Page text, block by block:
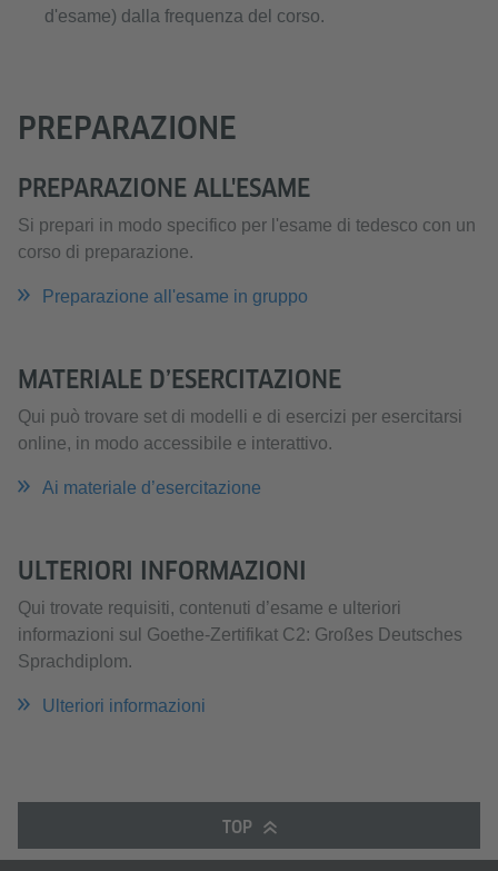
d'esame) dalla frequenza del corso.
PREPARAZIONE
PREPARAZIONE ALL'ESAME
Si prepari in modo specifico per l'esame di tedesco con un
corso di preparazione.
Preparazione all'esame in gruppo
MATERIALE D’ESERCITAZIONE
Qui può trovare set di modelli e di esercizi per esercitarsi
online, in modo accessibile e interattivo.
Ai materiale d’esercitazione
ULTERIORI INFORMAZIONI
Qui trovate requisiti, contenuti d’esame e ulteriori
informazioni sul Goethe-Zertifikat C2: Großes Deutsches
Sprachdiplom.
Ulteriori informazioni
TOP